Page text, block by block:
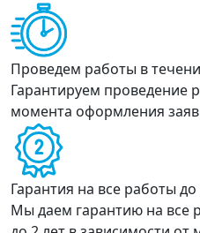
Проведем работы в
Гарантируем проведение
момента оформления
Гарантия на все работы до
Мы даем гарантию на все